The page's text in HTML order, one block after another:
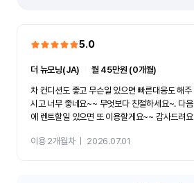
5.0
더 뉴모닝(JA)
월 45만원 (0개월)
차 컨디션도 좋고 무슨일 있으면 빠른대응도 해주
시고 너무 좋네요~~ 무엇보다 친절하세요~. 다음
에 렌트할일 있으면 또 이용할게요~~ 감사드려요
이용 2개월차ㅣ 2026.07.01